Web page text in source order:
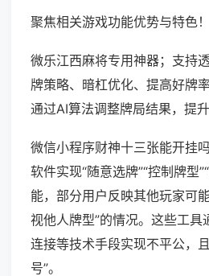
聚焦相关游戏功能优势与特色！
微乐江西麻将专用神器；支持
牌策略、暗杠优化、提高好牌
通过AI算法调整牌局结果，提升
微信小程序财神十三张能开挂
软件实现“随意选牌”“控制牌型
能，部分用户反映其他玩家可
视他人牌型”的情况。这些工
连接等技术手段实现不平公，
号”。